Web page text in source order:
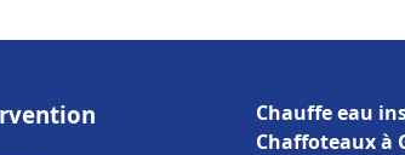
Chauffe eau
Chaffoteaux à